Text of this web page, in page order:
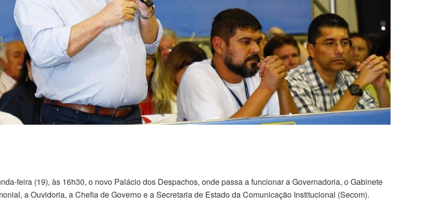
feira (19), às 16h30, o novo Palácio dos Despachos, onde passa a funcionar a Governadoria, o Gabinete
a Ouvidoria, a Chefia de Governo e a Secretaria de Estado da Comunicação Institucional (Secom).